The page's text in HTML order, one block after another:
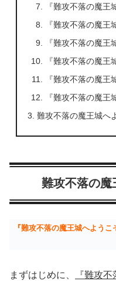
『難攻不落の魔王
『難攻不落の魔王
『難攻不落の魔王
『難攻不落の魔
『難攻不落の魔
『難攻不落の魔
難攻不落の魔王城へ
難攻不落の魔
『難攻不落の魔王城へよう
まずはじめに、
『難攻